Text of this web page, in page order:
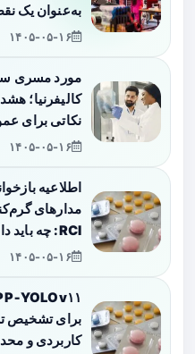
به‌عنوان یک
۱۴۰۵-۰۵-۱۶
مورد مسری
کالیفرنیا؛
نکاتی برای
۱۴۰۵-۰۵-۱۶
RCI: چه باید دانست؟
۱۴۰۵-۰۵-۱۶
برای تشخیص
کاربردی و